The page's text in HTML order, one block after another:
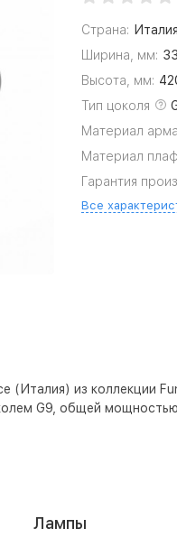
Страна: Италия
Ширина, мм:
Высота, мм:
Тип цоколя
Материал
Материал
Гарантия
Все
(Италия) из коллекции
G9, общей
Лампы